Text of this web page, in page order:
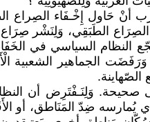
أنْ حَاول إِخْـفَاء الصِراع
الطَبَقِي، وَلِنَشْر
النظام السياسي في
الجماهير الشعبية
الصّهاينة.
صحيحة. وَلِنَـفْتَرِض أن
يُمارسه ضِدّ المَنَاطق،